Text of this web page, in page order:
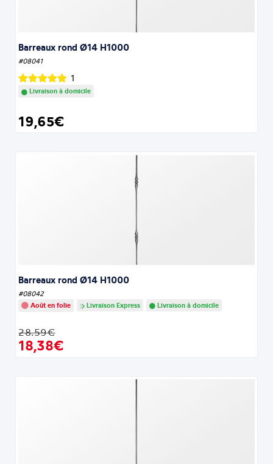
Barreaux rond Ø14 H1000
#08041
1
Livraison à domicile
19,65€
Barreaux rond Ø14 H1000
#08042
Août en folie
Livraison Express Livraison à domicile
28.59€
18,38€